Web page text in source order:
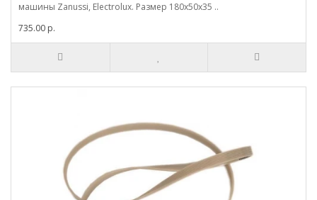
машины Zanussi, Electrolux. Размер 180x50x35 ..
735.00 р.